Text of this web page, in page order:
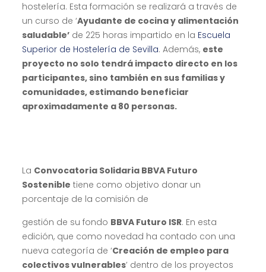
hostelería. Esta formación se realizará a través de
un curso de ‘Ayudante de cocina y alimentación
saludable’de 225 horas impartido en la Escuela
Superior de Hostelería de Sevilla. Además, este
proyecto no solo tendrá impacto directo en los
participantes, sino también en sus familias y
comunidades, estimando beneficiar
aproximadamente a 80 personas.
La Convocatoria Solidaria BBVA Futuro
Sostenible tiene como objetivo donar un
porcentaje de la comisión de
gestión de su fondo BBVA Futuro ISR. En esta
edición, que como novedad ha contado con una
nueva categoría de ‘Creación de empleo para
colectivos vulnerables’ dentro de los proyectos